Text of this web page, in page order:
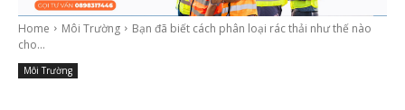
Home Môi Trường
Bạn đã biết cách phân loại rác thải như thế nào
cho...
Môi Trường